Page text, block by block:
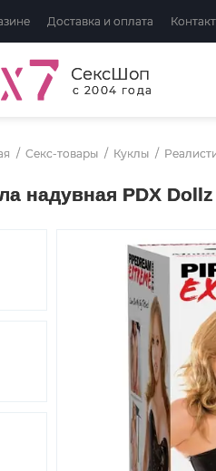
Доставка и оплата
СексШоп
с 2004 года
Секс-товары Куклы
надувная PDX